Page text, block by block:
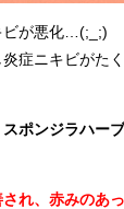
ビが悪化…(;_;)
症ニキビがた
スポンジラハー
れ、赤みのあ